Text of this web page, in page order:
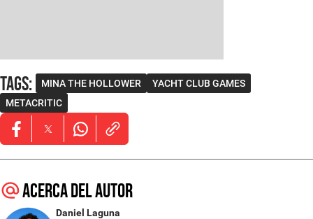
Tags: MINA THE HOLLOWER
YACHT CLUB GAMES
METACRITIC
Opens in new window
Opens in new window
Opens in new window
Acerca del autor
Daniel Laguna